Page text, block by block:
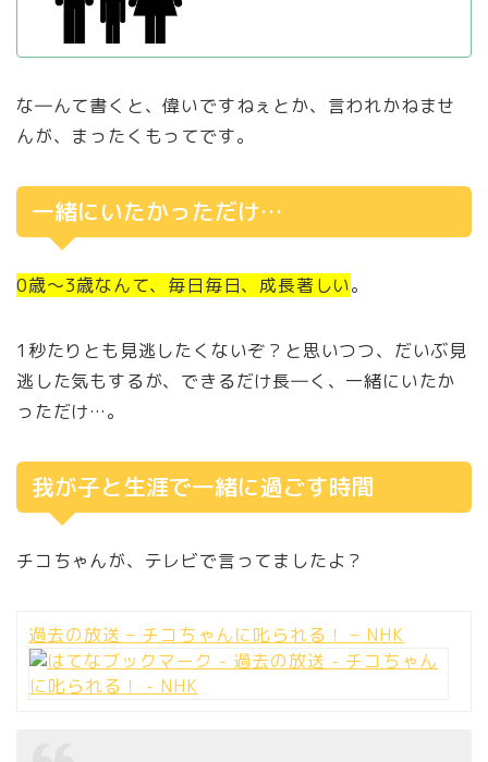
な―んて書くと、偉いですねぇとか、言われかねませ
んが、まったくもってです。
一緒にいたかっただけ…
0歳～3歳なんて、毎日毎日、成長著しい。
1秒たりとも見逃したくないぞ？と思いつつ、だいぶ見
逃した気もするが、できるだけ長―く、一緒にいたか
っただけ…。
我が子と生涯で一緒に過ごす時間
チコちゃんが、テレビで言ってましたよ？
過去の放送 – チコちゃんに叱られる！ – NHK